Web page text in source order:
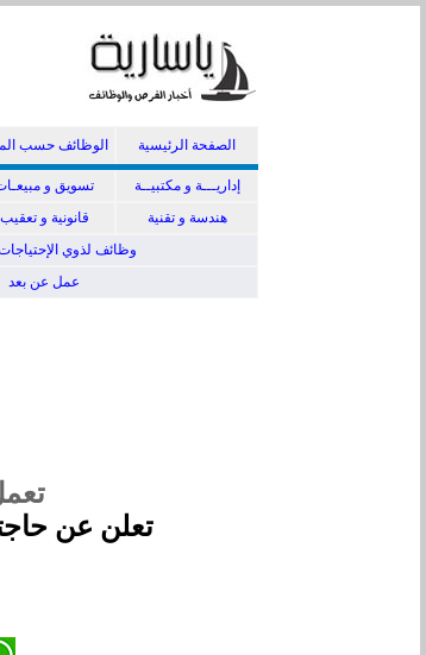
الصفحة الرئيسية الوظائف حسب
إداريـــة و مكتبيــة تسويق و
هندسة و تقنية
قانونية و تعقيب
وظائف لذوي
عمل عن بعد
تعلن عن